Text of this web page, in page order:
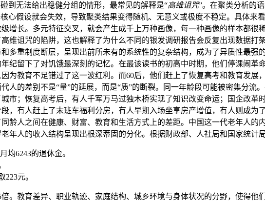
到无法给出稳健分组的情形，最常见的解释是“高维诅咒”。在聚类分析的
心假设就会失效，导致聚类结果变得随机、无意义或极度不稳定。具体来
增长。多元特征交叉，就会产生成千上万种画像，每一种画像的样本都很
维诅咒的陷阱，这也解释了为什么不同的银发调研报告会反复出现数据打
多重制度断层，呈现出前所未有的系统性的复杂结构，成为了异质性最强
纪留下了对饥饿最深刻的记忆。在最该读书的初高中时期，他们停课闹革
为教育不足错过了这一波红利。而60后，他们赶上了恢复高考和教育发展
的差别不是“量”的延展，而是“质”的断裂。同一年龄段可能被密集分流
市；恢复高考后，有人千军万马过独木桥实现了知识改变命运；国企改革
，有人赶上了末班车福利分房，有人早期入场坐享房产增值，有人则成为
龄人之间在健康、财富、教育和生活方式上的差距。中国这一代老年人的
年人的收入结构呈现出根深蒂固的分化。根据财政部、人社局和国家统计
均6243的退休金。
元。
。教育差异、职业轨迹、家庭结构、城乡环境与身体状况的分野，使得他